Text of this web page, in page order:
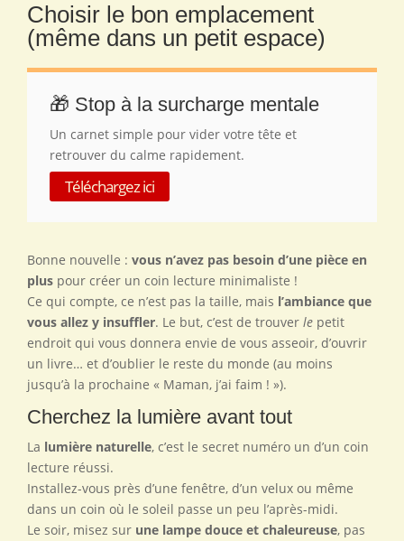
Choisir le bon emplacement
(même dans un petit espace)
🎁 Stop à la surcharge mentale
Un carnet simple pour vider votre tête et
retrouver du calme rapidement.
Téléchargez ici
Bonne nouvelle : vous n’avez pas besoin d’une pièce en
plus pour créer un coin lecture minimaliste !
Ce qui compte, ce n’est pas la taille, mais l’ambiance que
vous allez y insuffler. Le but, c’est de trouver le petit
endroit qui vous donnera envie de vous asseoir, d’ouvrir
un livre… et d’oublier le reste du monde (au moins
jusqu’à la prochaine « Maman, j’ai faim ! »).
Cherchez la lumière avant tout
La lumière naturelle, c’est le secret numéro un d’un coin
lecture réussi.
Installez-vous près d’une fenêtre, d’un velux ou même
dans un coin où le soleil passe un peu l’après-midi.
Le soir, misez sur une lampe douce et chaleureuse, pas